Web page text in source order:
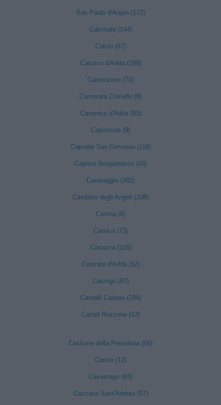
San Paolo d'Argon (172)
Calcinate (144)
Calcio (87)
Calusco d'Adda (189)
Calvenzano (70)
Camerata Cornello (9)
Canonica d'Adda (93)
Capizzone (9)
Capriate San Gervasio (116)
Caprino Bergamasco (43)
Caravaggio (382)
Carobbio degli Angeli (108)
Carona (6)
Carvico (73)
Casazza (116)
Casirate d'Adda (52)
Casnigo (87)
Castelli Calepio (294)
Castel Rozzone (42)
Castione della Presolana (66)
Castro (12)
Cavernago (43)
Cazzano Sant'Andrea (57)